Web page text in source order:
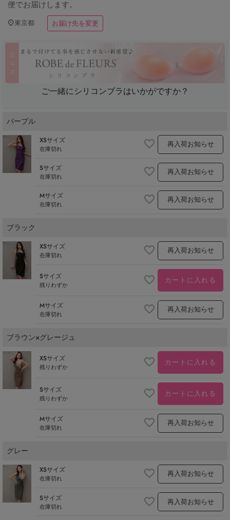
便でお届けします。
東京都 お届け先を変更
ご一緒にシリコンブラはいかがですか？
パープル
XSサイズ
在庫切れ 再入荷お知らせ
Sサイズ
在庫切れ 再入荷お知らせ
Mサイズ
在庫切れ 再入荷お知らせ
ブラック
XSサイズ
在庫切れ 再入荷お知らせ
Sサイズ
残りわずか カートに入れる
Mサイズ
在庫切れ 再入荷お知らせ
ブラウン×グレージュ
XSサイズ
残りわずか カートに入れる
Sサイズ
残りわずか カートに入れる
Mサイズ
在庫切れ 再入荷お知らせ
グレー
XSサイズ
在庫切れ 再入荷お知らせ
Sサイズ
在庫切れ 再入荷お知らせ